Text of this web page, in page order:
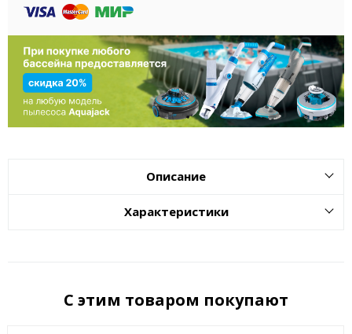
Описание
Характеристики
С этим товаром покупают